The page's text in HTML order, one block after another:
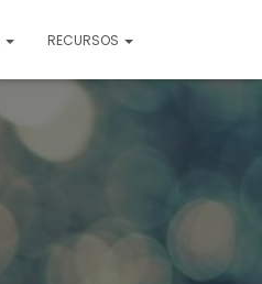
RECURSOS